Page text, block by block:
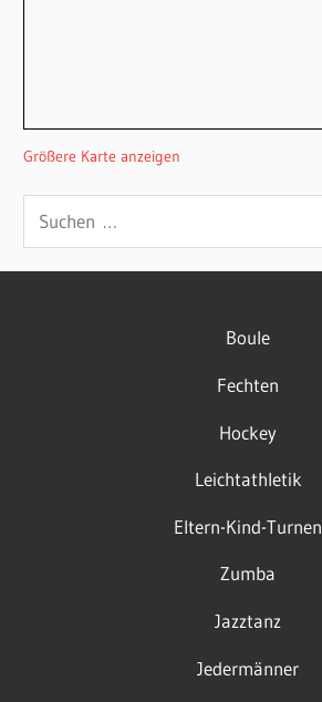
Größere Karte anzeigen
Suchen
nach:
Boule
Fechten
Hockey
Leichtathletik
Eltern-Kind-Turnen
Zumba
Jazztanz
Jedermänner